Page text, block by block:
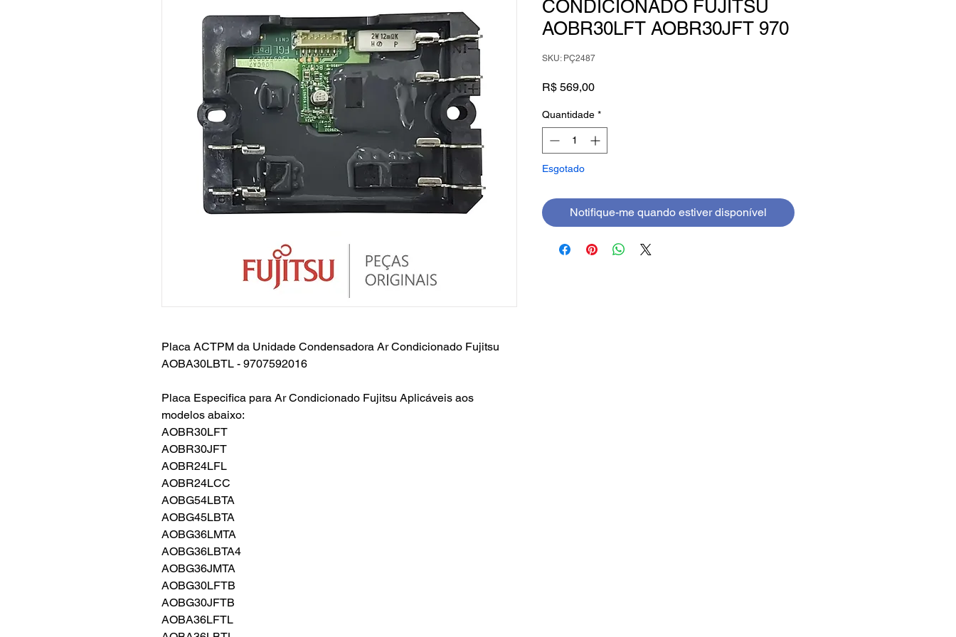
Placa ACTPM da Unidade Condensadora Ar Condicionado Fujitsu
AOBA30LBTL - 9707592016
Placa Especifica para Ar Condicionado Fujitsu Aplicáveis aos
modelos abaixo:
AOBR30LFT
AOBR30JFT
AOBR24LFL
AOBR24LCC
AOBG54LBTA
AOBG45LBTA
AOBG36LMTA
AOBG36LBTA4
AOBG36JMTA
AOBG30LFTB
AOBG30JFTB
AOBA36LFTL
CONDICIONADO FUJITSU
AOBR30LFT AOBR30JFT 970
SKU: PÇ2487
R$ 569,00Preço
Quantidade *
Esgotado
Notifique-me quando estiver disponível